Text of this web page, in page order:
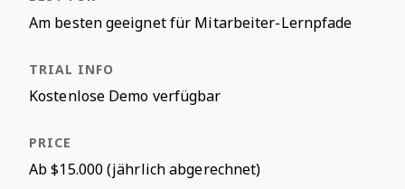
Am besten geeignet für Mitarbeiter-Lernpfade
Kostenlose Demo verfügbar
Ab $15.000 (jährlich abgerechnet)